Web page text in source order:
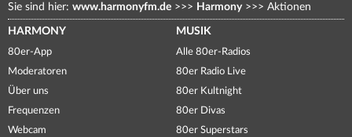
Sie sind hier: www.harmonyfm.de >>> Harmony >>> Aktionen
HARMONY
80er-App
Moderatoren
Über uns
Frequenzen
Webcam
MUSIK
Alle 80er-Radios
80er Radio Live
80er Kultnight
80er Divas
80er Superstars